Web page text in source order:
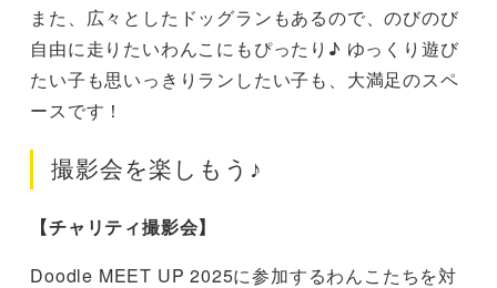
また、広々としたドッグランもあるので、のびのび
自由に走りたいわんこにもぴったり♪ ゆっくり遊び
たい子も思いっきりランしたい子も、大満足のスペ
ースです！
撮影会を楽しもう♪
【チャリティ撮影会】
Doodle MEET UP 2025に参加するわんこたちを対